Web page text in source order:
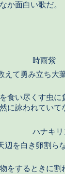
か面白い歌だ。
時雨紫
えて勇み立ち大
食い尽くす虫に
に詠われていて
ハナキ
辺を白き卵割ら
をするときに割